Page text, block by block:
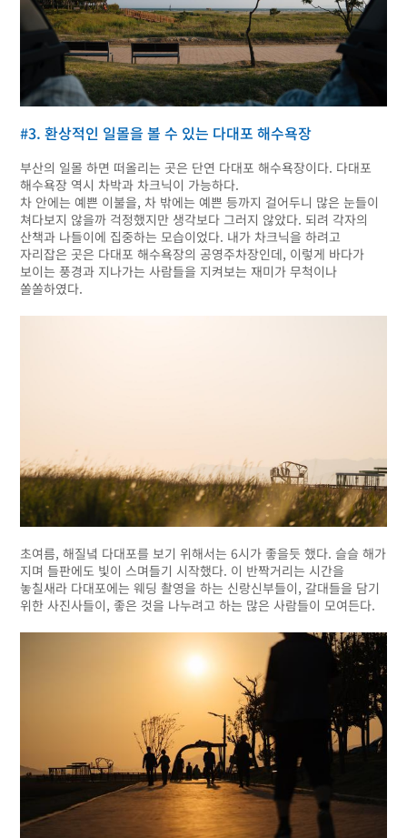
#3. 환상적인 일몰을 볼 수 있는 다대포 해수욕장
부산의 일몰 하면 떠올리는 곳은 단연 다대포 해수욕장이다. 다대포
해수욕장 역시 차박과 차크닉이 가능하다.
차 안에는 예쁜 이불을, 차 밖에는 예쁜 등까지 걸어두니 많은 눈들이
쳐다보지 않을까 걱정했지만 생각보다 그러지 않았다. 되려 각자의
산책과 나들이에 집중하는 모습이었다. 내가 차크닉을 하려고
자리잡은 곳은 다대포 해수욕장의 공영주차장인데, 이렇게 바다가
보이는 풍경과 지나가는 사람들을 지켜보는 재미가 무척이나
쏠쏠하였다.
초여름, 해질녘 다대포를 보기 위해서는 6시가 좋을듯 했다. 슬슬 해가
지며 들판에도 빛이 스며들기 시작했다. 이 반짝거리는 시간을
놓칠새라 다대포에는 웨딩 촬영을 하는 신랑신부들이, 갈대들을 담기
위한 사진사들이, 좋은 것을 나누려고 하는 많은 사람들이 모여든다.